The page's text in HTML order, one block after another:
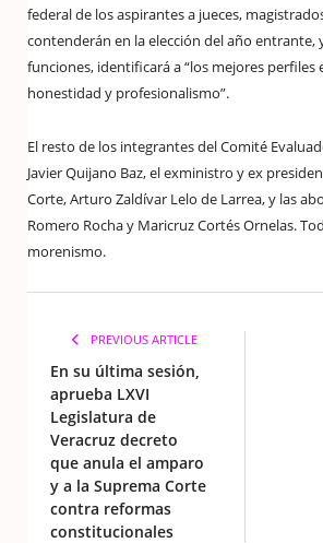
federal de los aspirantes a jueces,
contenderán en la elección del año entrante,
funciones, identificará a “los mejores perfiles
honestidad y profesionalismo”.
El resto de los integrantes del Comité
Javier Quijano Baz, el exministro y ex
Corte, Arturo Zaldívar Lelo de Larrea, y las
Romero Rocha y Maricruz Cortés Ornelas.
morenismo.
PREVIOUS ARTICLE
En su última sesión,
aprueba LXVI
Legislatura de
Veracruz decreto
que anula el amparo
y a la Suprema Corte
contra reformas
constitucionales